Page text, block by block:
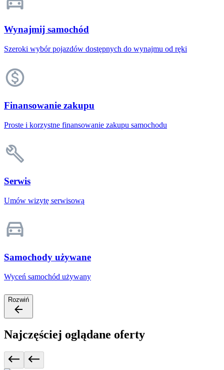
Wynajmij samochód
Szeroki wybór pojazdów dostępnych do wynajmu od ręki
Finansowanie zakupu
Proste i korzystne finansowanie zakupu samochodu
Serwis
Umów wizytę serwisową
Samochody używane
Wyceń samochód używany
Rozwiń
Najczęściej oglądane oferty